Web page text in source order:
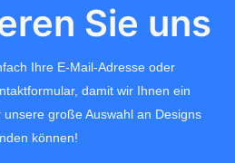
Sie uns
Ihre E-Mail-Adresse oder
damit wir Ihnen ein
große Auswahl an Designs
können!